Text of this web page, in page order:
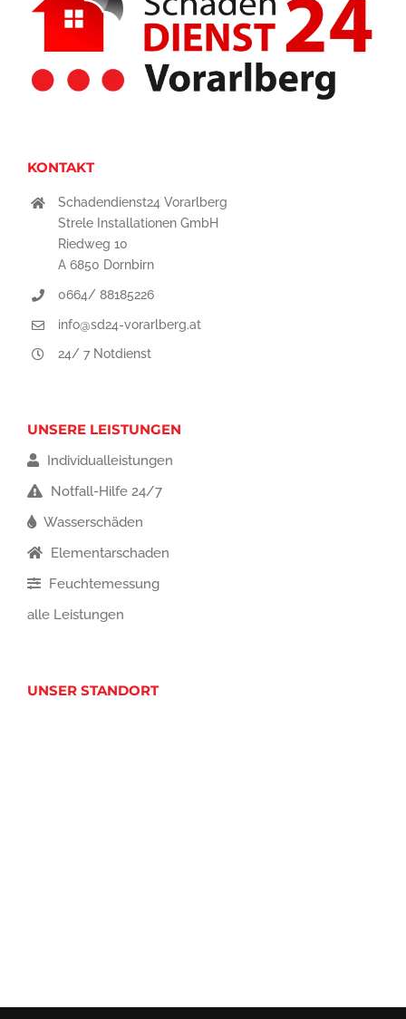
KONTAKT
Schadendienst24 Vorarlberg
Strele Installationen GmbH
Riedweg 10
A 6850 Dornbirn
0664/ 88185226
info@sd24-vorarlberg.at
24/ 7 Notdienst
UNSERE LEISTUNGEN
Individualleistungen
Notfall-Hilfe 24/7
Wasserschäden
Elementarschaden
Feuchtemessung
alle Leistungen
UNSER STANDORT